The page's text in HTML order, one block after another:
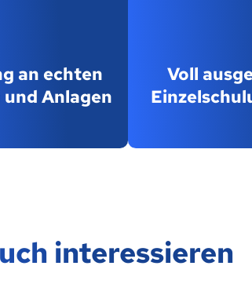
an echten
Anlagen
Voll
interessieren